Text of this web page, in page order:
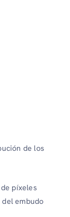
de los
píxeles
embudo